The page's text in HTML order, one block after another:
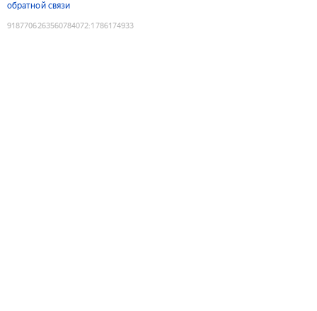
обратной связи
9187706263560784072:1786174933